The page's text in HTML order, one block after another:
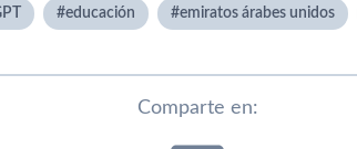
educación emiratos árabes unidos
Comparte en: